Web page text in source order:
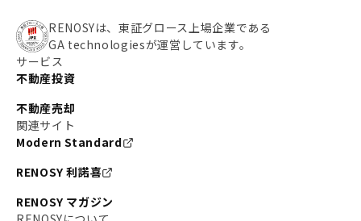
RENOSYは、東証グロース上場企業である
GA technologiesが運営しています。
サービス
不動産投資
不動産売却
関連サイト
Modern Standard
RENOSY 利諾喜
RENOSY マガジン